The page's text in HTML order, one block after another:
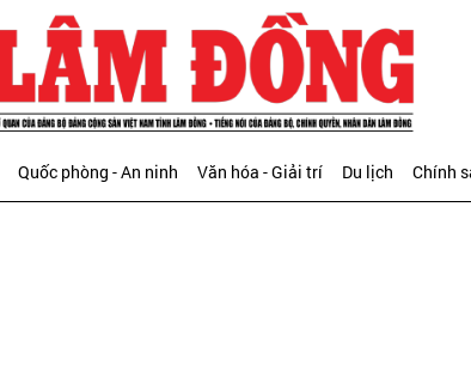
Quốc phòng - An ninh Văn hóa - Giải trí Du lịch Chính